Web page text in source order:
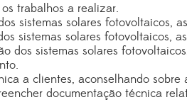
trabalhos a realizar.
sistemas solares fotovoltaicos,
sistemas solares fotovoltaicos,
dos sistemas solares
a clientes, aconselhando
documentação técnica